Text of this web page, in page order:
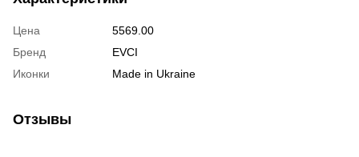
Цена
5569.00
Бренд
EVCI
Иконки
Made in Ukraine
Отзывы